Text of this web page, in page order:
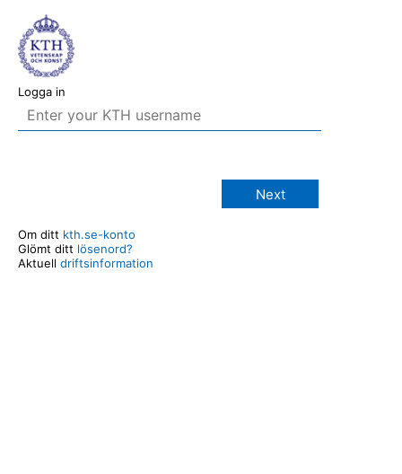
Logga in
Next
Om ditt kth.se-konto
Glömt ditt lösenord?
Aktuell driftsinformation